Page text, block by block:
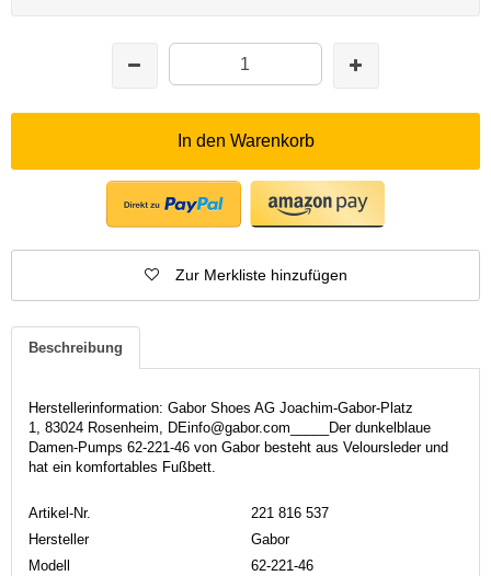
In den Warenkorb
Zur Merkliste hinzufügen
Beschreibung
Herstellerinformation: Gabor Shoes AG Joachim-Gabor-Platz
1, 83024 Rosenheim, DEinfo@gabor.com_____Der dunkelblaue
Damen-Pumps 62-221-46 von Gabor besteht aus Veloursleder und
hat ein komfortables Fußbett.
Artikel-Nr.
221 816 537
Hersteller
Gabor
Modell
62-221-46